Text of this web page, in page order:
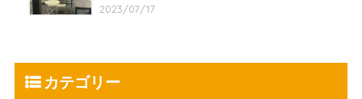
2023/07/17
カテゴリー